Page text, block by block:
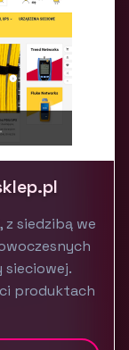
siedzibą we
produktach